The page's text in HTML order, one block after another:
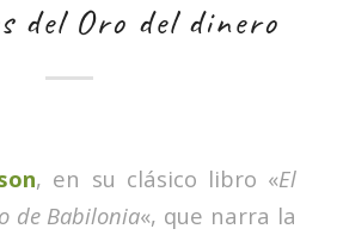
del Oro del dinero
, en su clásico libro «El
de Babilonia«, que narra la